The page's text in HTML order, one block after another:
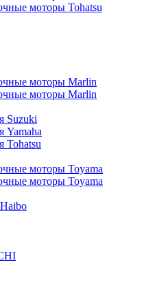
моторы Tohatsu
моторы Marlin
моторы Marlin
Suzuki
Yamaha
Tohatsu
моторы Toyama
моторы Toyama